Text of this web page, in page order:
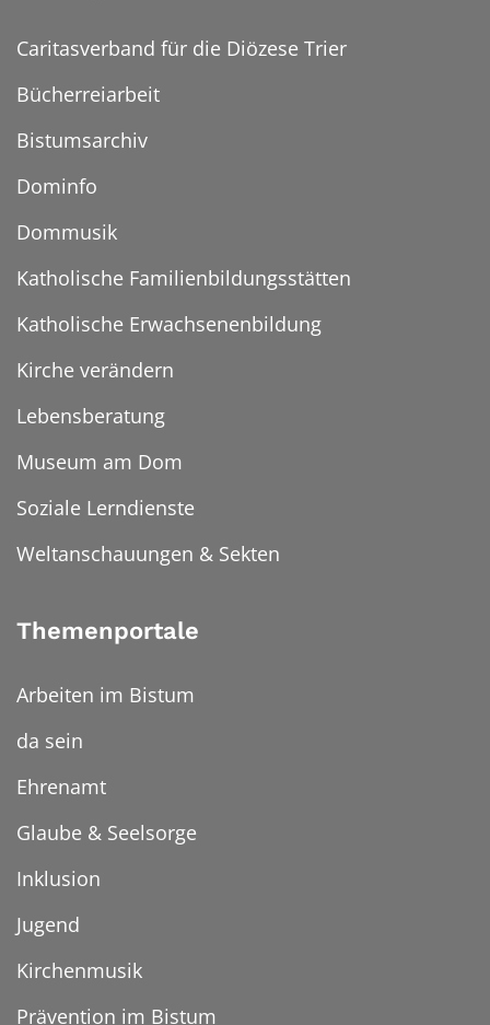
Caritasverband für die Diözese Trier
Bücherreiarbeit
Bistumsarchiv
Dominfo
Dommusik
Katholische Familienbildungsstätten
Katholische Erwachsenenbildung
Kirche verändern
Lebensberatung
Museum am Dom
Soziale Lerndienste
Weltanschauungen & Sekten
Themenportale
Arbeiten im Bistum
da sein
Ehrenamt
Glaube & Seelsorge
Inklusion
Jugend
Kirchenmusik
Prävention im Bistum